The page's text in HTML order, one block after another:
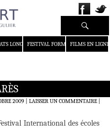
LONGS FESTIVAL FORMAT COURT
FILMS EN LIGNE
Recherche
2009 LAISSER UN COMMENTAIRE|
International des écoles